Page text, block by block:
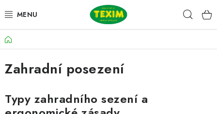
na
ZAHRADNÍ SESTAVY
ŽIDLE
Domů
Zahradní posezení
Typy zahradního sezení a